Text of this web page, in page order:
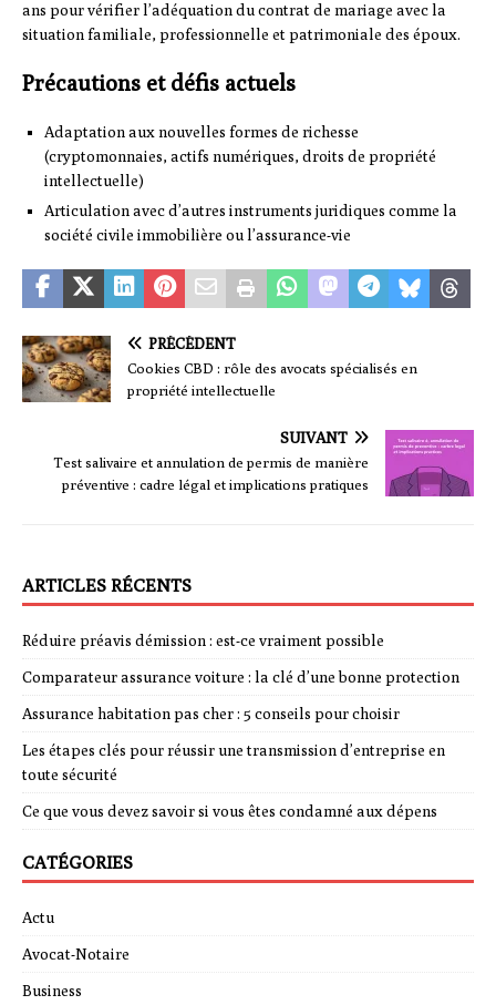
ans pour vérifier l’adéquation du contrat de mariage avec la
situation familiale, professionnelle et patrimoniale des époux.
Précautions et défis actuels
Adaptation aux nouvelles formes de richesse
(cryptomonnaies, actifs numériques, droits de propriété
intellectuelle)
Articulation avec d’autres instruments juridiques comme la
société civile immobilière ou l’assurance-vie
PRÉCÉDENT
Cookies CBD : rôle des avocats spécialisés en
propriété intellectuelle
SUIVANT
Test salivaire et annulation de permis de manière
préventive : cadre légal et implications pratiques
ARTICLES RÉCENTS
Réduire préavis démission : est-ce vraiment possible
Comparateur assurance voiture : la clé d’une bonne protection
Assurance habitation pas cher : 5 conseils pour choisir
Les étapes clés pour réussir une transmission d’entreprise en
toute sécurité
Ce que vous devez savoir si vous êtes condamné aux dépens
CATÉGORIES
Actu
Avocat-Notaire
Business